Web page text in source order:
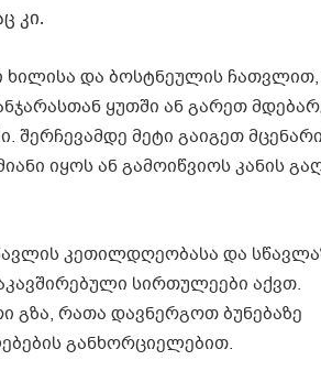
კი.
ხილისა და ბოსტნეულის
ყუთში ან გარეთ
მეტი გაიგეთ
იყოს ან გამოიწვიოს კანის
კეთილდღეობასა და
სირთულეები აქვთ.
გზა, რათა დავნერგოთ ბუნებაზე
განხორციელებით.